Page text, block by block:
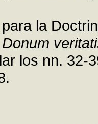
la
Donum
los nn. 32-